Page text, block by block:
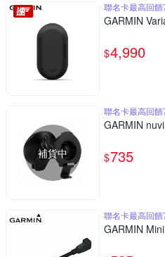
聯名卡最高回
GARMIN
$4,990
補貨中
聯名卡最高回
GARMIN
$735
聯名卡最高回
GARMIN